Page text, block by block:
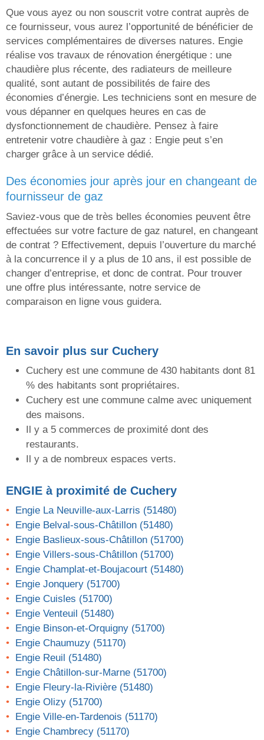
Que vous ayez ou non souscrit votre contrat auprès de
ce fournisseur, vous aurez l’opportunité de bénéficier de
services complémentaires de diverses natures. Engie
réalise vos travaux de rénovation énergétique : une
chaudière plus récente, des radiateurs de meilleure
qualité, sont autant de possibilités de faire des
économies d’énergie. Les techniciens sont en mesure de
vous dépanner en quelques heures en cas de
dysfonctionnement de chaudière. Pensez à faire
entretenir votre chaudière à gaz : Engie peut s’en
charger grâce à un service dédié.
des économies jour après jour en changeant de
fournisseur de gaz
Saviez-vous que de très belles économies peuvent être
effectuées sur votre facture de gaz naturel, en changeant
de contrat ? Effectivement, depuis l’ouverture du marché
à la concurrence il y a plus de 10 ans, il est possible de
changer d’entreprise, et donc de contrat. Pour trouver
une offre plus intéressante, notre service de
comparaison en ligne vous guidera.
En savoir plus sur Cuchery
Cuchery est une commune de 430 habitants dont 81
% des habitants sont propriétaires.
Cuchery est une commune calme avec uniquement
des maisons.
Il y a 5 commerces de proximité dont des
restaurants.
Il y a de nombreux espaces verts.
ENGIE à proximité de Cuchery
Engie La Neuville-aux-Larris (51480)
Engie Belval-sous-Châtillon (51480)
Engie Baslieux-sous-Châtillon (51700)
Engie Villers-sous-Châtillon (51700)
Engie Champlat-et-Boujacourt (51480)
Engie Jonquery (51700)
Engie Cuisles (51700)
Engie Venteuil (51480)
Engie Binson-et-Orquigny (51700)
Engie Chaumuzy (51170)
Engie Reuil (51480)
Engie Châtillon-sur-Marne (51700)
Engie Fleury-la-Rivière (51480)
Engie Olizy (51700)
Engie Ville-en-Tardenois (51170)
Engie Chambrecy (51170)